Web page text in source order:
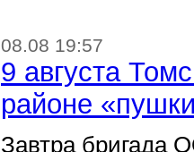
08.08 19:57
9 августа
районе
Завтра бригада